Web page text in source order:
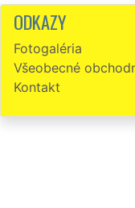
Sťahovanie z Pôtra.
Precízni, slušní, milí a
SŤAHOVANIE. Ich prístup
Už dvakrát som sa
ODKAZY
Fotogaléria
Všeobecné
Kontakt